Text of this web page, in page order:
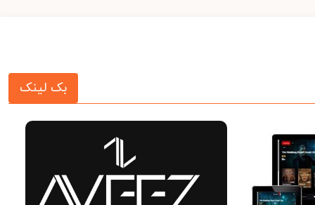
بک لینک